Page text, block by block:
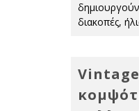
διακοπές,